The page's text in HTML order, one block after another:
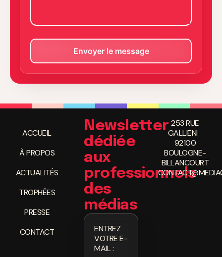
ACCUEIL
À PROPOS
ACTUALITÉS
TROPHÉES
PRESSE
CONTACT
Newsletter
dédiée
aux
professionnels
des
médias
ENTREZ
VOTRE E-
MAIL :
253 RUE
GALLIENI
92100
BOULOGNE-
BILLANCOURT